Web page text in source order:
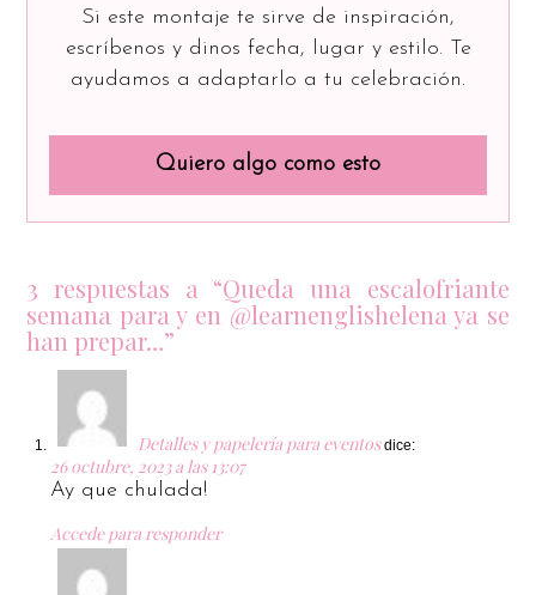
Si este montaje te sirve de inspiración,
escríbenos y dinos fecha, lugar y estilo. Te
ayudamos a adaptarlo a tu celebración.
Quiero algo como esto
3 respuestas a “Queda una escalofriante
semana para y en @learnenglishelena ya se
han prepar…”
Detalles y papelería para eventos dice:
26 octubre, 2023 a las 13:07
Ay que chulada!
Accede para responder